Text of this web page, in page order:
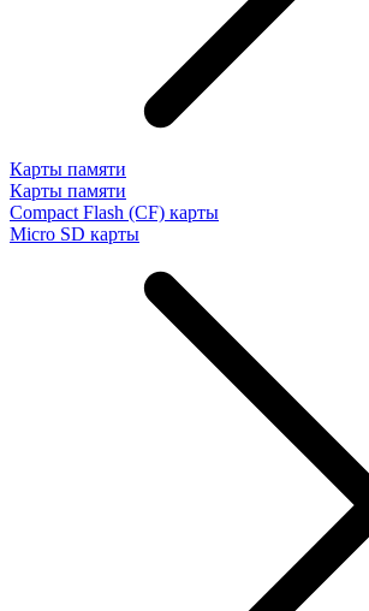
Карты памяти
Карты памяти
Compact Flash (CF) карты
Micro SD карты